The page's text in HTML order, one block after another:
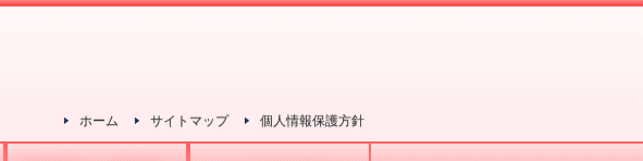
ホーム サイトマップ 個人情報保護方針